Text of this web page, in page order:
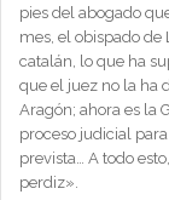
pies del abogado
mes, el obispado
catalán, lo que ha
que el juez no la ha
Aragón; ahora es la
proceso judicial
prevista… A todo
perdiz».